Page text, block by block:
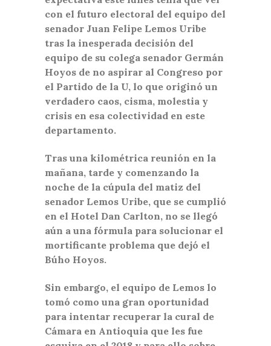
con el futuro electoral del equipo del
senador Juan Felipe Lemos Uribe
tras la inesperada decisión del
equipo de su colega senador Germán
Hoyos de no aspirar al Congreso por
el Partido de la U, lo que originó un
verdadero caos, cisma, molestia y
crisis en esa colectividad en este
departamento.
Tras una kilométrica reunión en la
mañana, tarde y comenzando la
noche de la cúpula del matiz del
senador Lemos Uribe, que se cumplió
en el Hotel Dan Carlton, no se llegó
aún a una fórmula para solucionar el
mortificante problema que dejó el
Búho Hoyos.
Sin embargo, el equipo de Lemos lo
tomó como una gran oportunidad
para intentar recuperar la cural de
Cámara en Antioquia que les fue